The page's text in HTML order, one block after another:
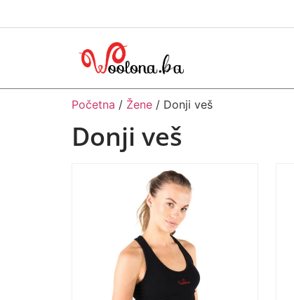
Početna / Žene / Donji veš
Donji veš